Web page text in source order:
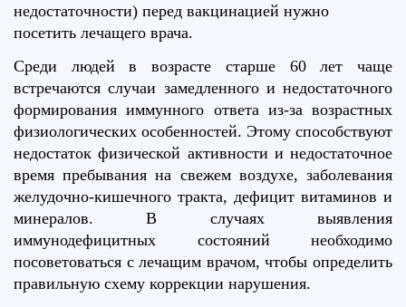
недостаточности) перед вакцинацией нужно
посетить лечащего врача.
Среди людей в возрасте старше 60 лет чаще
встречаются случаи замедленного и недостаточного
формирования иммунного ответа из-за возрастных
физиологических особенностей. Этому способствуют
недостаток физической активности и недостаточное
время пребывания на свежем воздухе, заболевания
желудочно-кишечного тракта, дефицит витаминов и
минералов. В случаях выявления
иммунодефицитных состояний необходимо
посоветоваться с лечащим врачом, чтобы определить
правильную схему коррекции нарушения.